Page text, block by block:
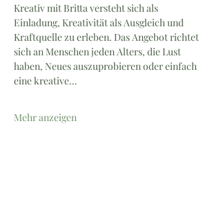
Kreativ mit Britta versteht sich als
Einladung, Kreativität als Ausgleich und
Kraftquelle zu erleben. Das Angebot richtet
sich an Menschen jeden Alters, die Lust
haben, Neues auszuprobieren oder einfach
eine kreative…
Mehr anzeigen